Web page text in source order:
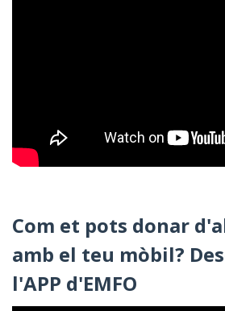
Com et pots donar
amb el teu mòbil?
l'APP d'EMFO